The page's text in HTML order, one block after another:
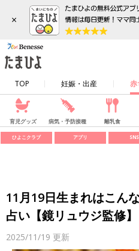
×
TOP 妊娠・出産 赤
育児グッズ 病気・予防接種 離乳食
ひよこクラブ アプリ SNS
11月19日生まれはこん
占い【鏡リュウジ監修】
2025/11/19 更新